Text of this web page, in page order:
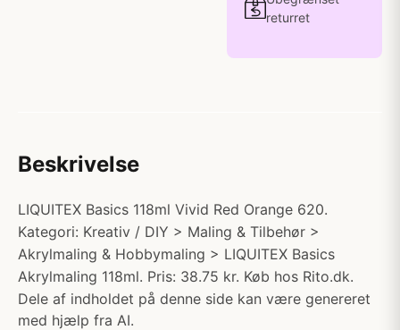
returret
Beskrivelse
LIQUITEX Basics 118ml Vivid Red Orange 620.
Kategori: Kreativ / DIY > Maling & Tilbehør >
Akrylmaling & Hobbymaling > LIQUITEX Basics
Akrylmaling 118ml. Pris: 38.75 kr. Køb hos Rito.dk.
Dele af indholdet på denne side kan være genereret
med hjælp fra AI.